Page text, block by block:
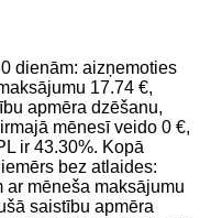
dienām: aizņemoties
17.74 €,
apmēra dzēšanu,
mēnesī veido 0 €,
ir 43.30%. Kopā
bez atlaides:
mēneša maksājumu
saistību apmēra